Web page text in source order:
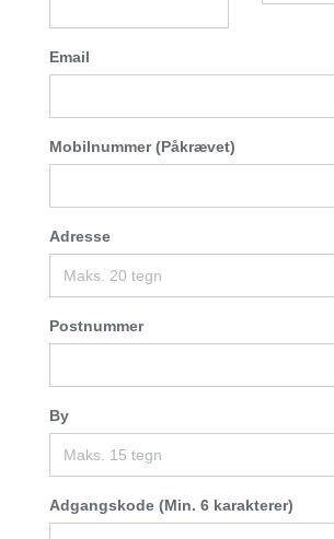
Email
Mobilnummer (Påkrævet)
Adresse
Postnummer
By
Adgangskode (Min. 6 karakterer)